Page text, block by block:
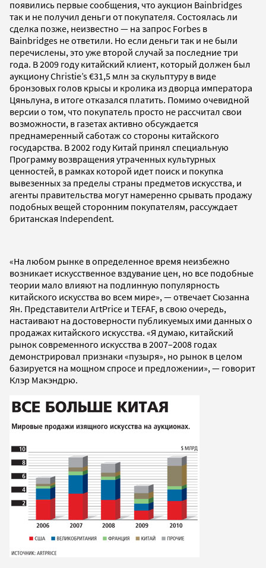
появились первые сообщения, что аукцион Bainbridges
так и не получил деньги от покупателя. Состоялась ли
сделка позже, неизвестно — на запрос Forbes в
Bainbridges не ответили. Но если деньги так и не были
перечислены, это уже второй случай за последние три
года. В 2009 году китайский клиент, который должен был
аукциону Christie’s €31,5 млн за скульптуру в виде
бронзовых голов крысы и кролика из дворца императора
Цяньлуна, в итоге отказался платить. Помимо очевидной
версии о том, что покупатель просто не рассчитал свои
возможности, в газетах активно обсуждается
преднамеренный саботаж со стороны китайского
государства. В 2002 году Китай принял специальную
Программу возвращения утраченных культурных
ценностей, в рамках которой идет поиск и покупка
вывезенных за пределы страны предметов искусства, и
агенты правительства могут намеренно срывать продажу
подобных вещей сторонним покупателям, рассуждает
британская Independent.
«На любом рынке в определенное время неизбежно
возникает искусственное вздувание цен, но все подобные
теории мало влияют на подлинную популярность
китайского искусства во всем мире», — отвечает Сюзанна
Ян. Представители ArtPrice и TEFAF, в свою очередь,
настаивают на достоверности публикуемых ими данных о
продажах китайского искусства. «Я думаю, китайский
рынок современного искусства в 2007–2008 годах
демонстрировал признаки «пузыря», но рынок в целом
базируется на мощном спросе и предложении», — говорит
Клэр Макэндрю.